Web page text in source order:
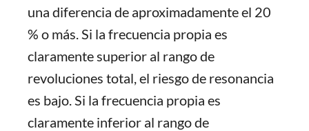
una diferencia de aproximadamente el 20
% o más. Si la frecuencia propia es
claramente superior al rango de
revoluciones total, el riesgo de resonancia
es bajo. Si la frecuencia propia es
claramente inferior al rango de